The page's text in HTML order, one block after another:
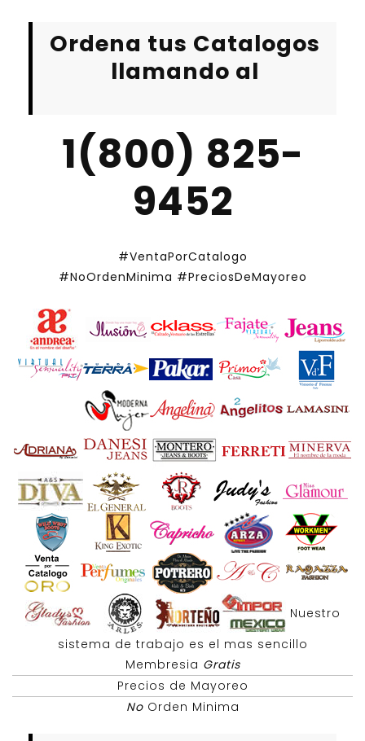
Ordena tus Catalogos
llamando al
1(800) 825-
9452
#VentaPorCatalogo
#NoOrdenMinima #PreciosDeMayoreo
Nuestro
sistema de trabajo es el mas sencillo
Membresia Gratis
Precios de Mayoreo
NoOrden Minima